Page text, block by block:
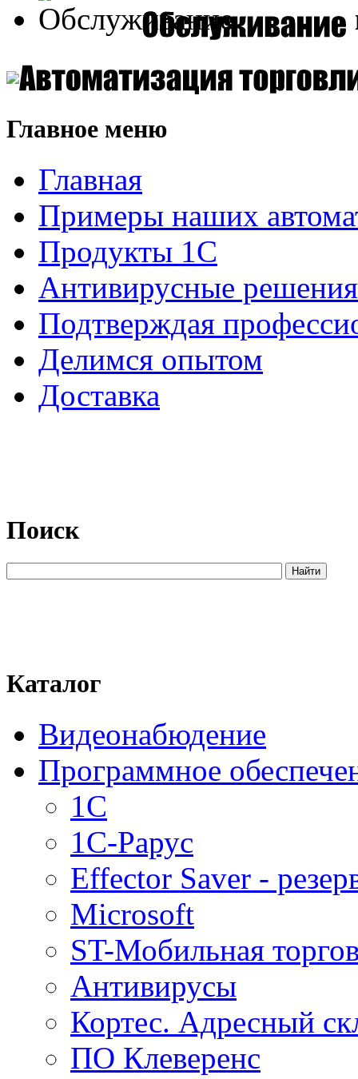
Главное меню
Главная
Примеры наших
Продукты 1С
Антивирусные решения
Подтверждая
Делимся опытом
Доставка
Поиск
Каталог
Видеонабюдение
Программное
1C
1С-Рарус
Effector Saver -
Microsoft
ST-Мобильная
Антивирусы
Кортес. Адресный
ПО Клеверенс